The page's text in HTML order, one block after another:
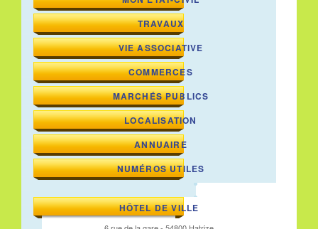
TRAVAUX
VIE ASSOCIATIVE
COMMERCES
MARCHÉS PUBLICS
LOCALISATION
ANNUAIRE
NUMÉROS UTILES
HÔTEL DE VILLE